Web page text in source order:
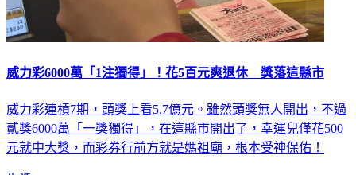
威力彩6000萬「1注獨得」！花5百元爽退休 獎落這縣市
威力彩連槓7期，頭獎上看5.7億元。雖然頭獎無人開出，不過
貳獎6000萬「一獎獨得」，在這縣市開出了，幸運兒僅花500
元就中大獎，而彩券行前方就是媽祖廟，根本受神保佑！